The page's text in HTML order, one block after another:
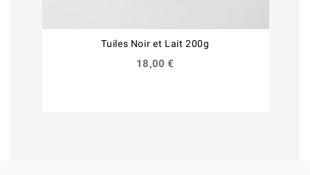
Tuiles Noir et Lait 200g
18,00 €